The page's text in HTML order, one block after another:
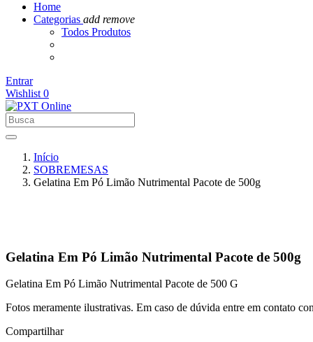
Home
Categorias add remove
Todos Produtos
Entrar
Wishlist 0
Início
SOBREMESAS
Gelatina Em Pó Limão Nutrimental Pacote de 500g
Gelatina Em Pó Limão Nutrimental Pacote de 500g
Gelatina Em Pó Limão Nutrimental Pacote de 500 G
Fotos meramente ilustrativas. Em caso de dúvida entre em contato
Compartilhar